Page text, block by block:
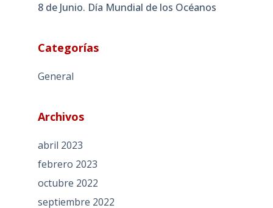
8 de Junio. Día Mundial de los Océanos
Categorías
General
Archivos
abril 2023
febrero 2023
octubre 2022
septiembre 2022